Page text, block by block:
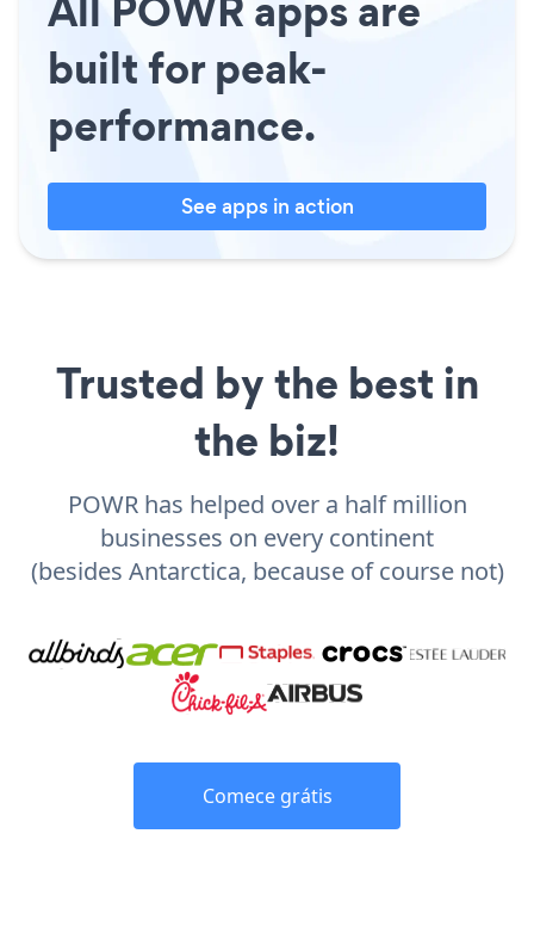
built for peak-
performance.
See apps in action
Trusted by the best in
the biz!
POWR has helped over a half million
businesses on every continent
(besides Antarctica, because of course not)
Comece grátis